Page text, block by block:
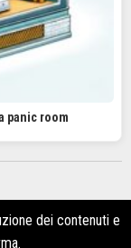
panic room
dei contenuti e